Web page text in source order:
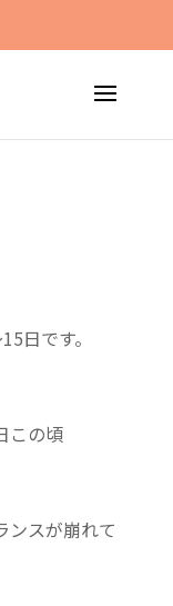
日です。
この頃
ンスが崩れて